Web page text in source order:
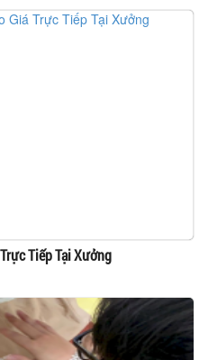
Tiếp Tại Xưởng